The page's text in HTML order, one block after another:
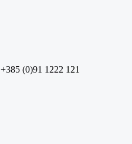
+385 (0)91 1222 121